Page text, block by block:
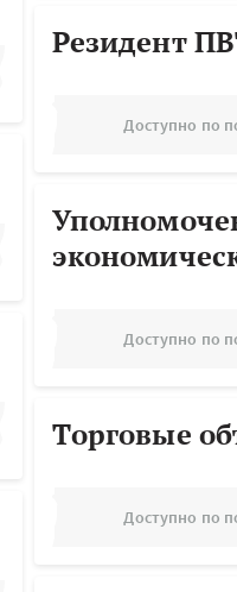
Резидент
Доступно по
Доступно по
Торговые
Доступно по